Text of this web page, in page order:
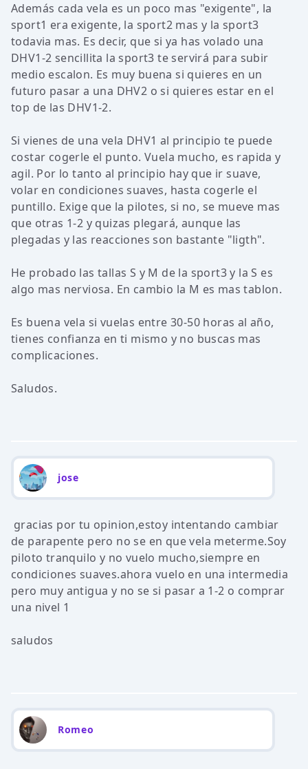
Además cada vela es un poco mas "exigente", la
sport1 era exigente, la sport2 mas y la sport3
todavia mas. Es decir, que si ya has volado una
DHV1-2 sencillita la sport3 te servirá para subir
medio escalon. Es muy buena si quieres en un
futuro pasar a una DHV2 o si quieres estar en el
top de las DHV1-2.
Si vienes de una vela DHV1 al principio te puede
costar cogerle el punto. Vuela mucho, es rapida y
agil. Por lo tanto al principio hay que ir suave,
volar en condiciones suaves, hasta cogerle el
puntillo. Exige que la pilotes, si no, se mueve mas
que otras 1-2 y quizas plegará, aunque las
plegadas y las reacciones son bastante "ligth".
He probado las tallas S y M de la sport3 y la S es
algo mas nerviosa. En cambio la M es mas tablon.
Es buena vela si vuelas entre 30-50 horas al año,
tienes confianza en ti mismo y no buscas mas
complicaciones.
Saludos.
jose
gracias por tu opinion,estoy intentando cambiar
de parapente pero no se en que vela meterme.Soy
piloto tranquilo y no vuelo mucho,siempre en
condiciones suaves.ahora vuelo en una intermedia
pero muy antigua y no se si pasar a 1-2 o comprar
una nivel 1
saludos
Romeo